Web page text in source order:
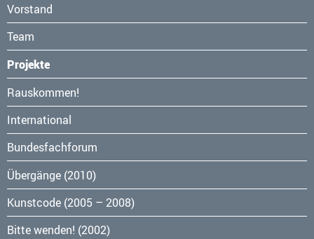
Vorstand
Team
Projekte
Navigation
überspringen
Rauskommen!
International
Bundesfachforum
Übergänge (2010)
Kunstcode (2005 – 2008)
Bitte wenden! (2002)